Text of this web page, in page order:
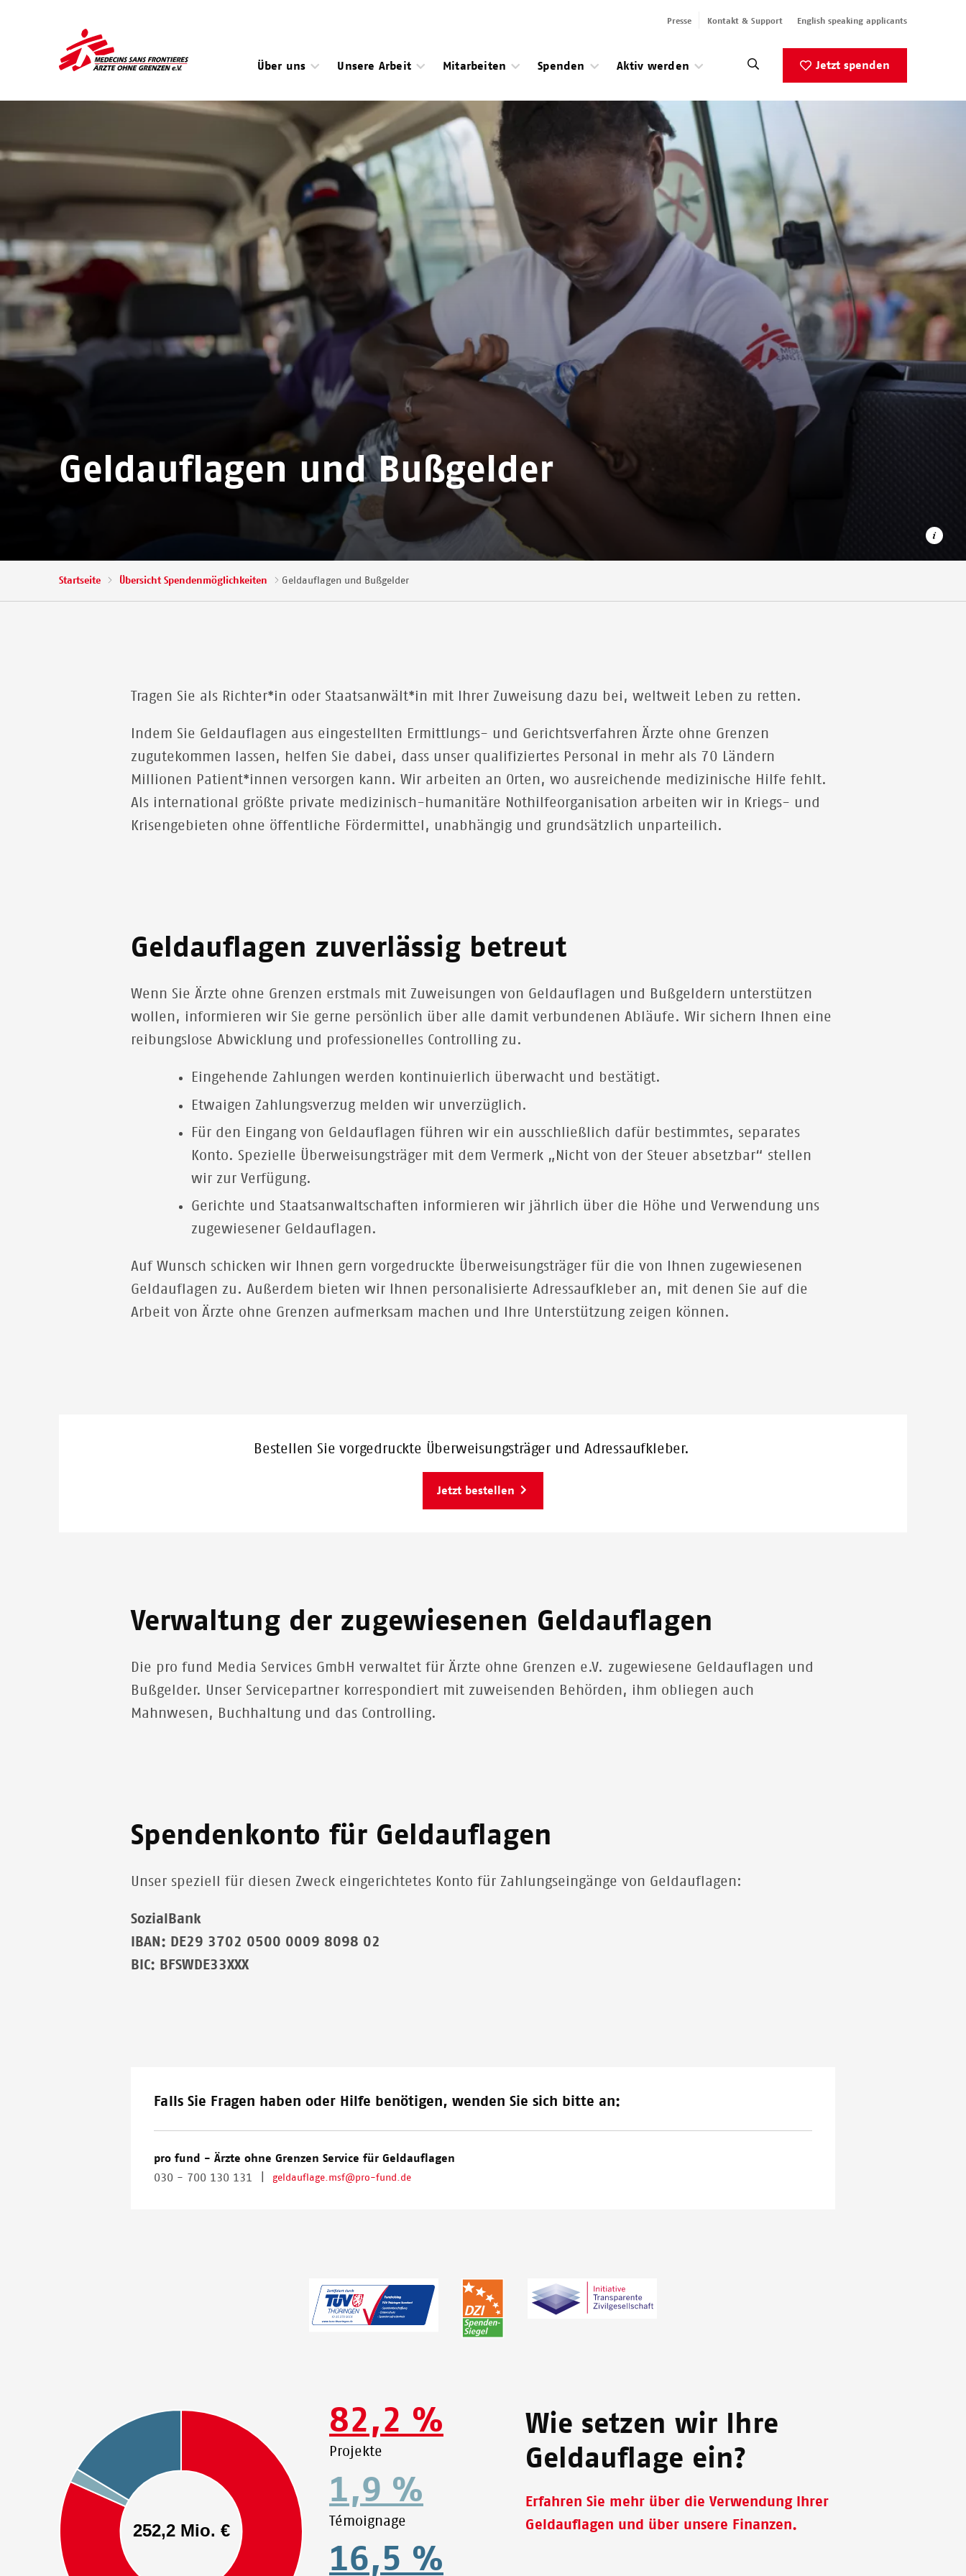
Über uns
Unsere Arbeit Mitarbeiten Spenden Aktiv werden
Presse Kontakt & Support English speaking applicants
Jetzt spenden
Geldauflagen und Bußgeldern unterstützen Projekte
© PABLO GARRIGOS/MSF
Geldauflagen und Bußgelder
Pfadnavigation
Startseite Übersicht Spendenmöglichkeiten Geldauflagen und Bußgelder
Tragen Sie als Richter*in oder Staatsanwält*in mit Ihrer Zuweisung dazu bei, weltweit Leben zu retten.
Indem Sie Geldauflagen aus eingestellten Ermittlungs- und Gerichtsverfahren Ärzte ohne Grenzen
zugutekommen lassen, helfen Sie dabei, dass unser qualifiziertes Personal in mehr als 70 Ländern
Millionen Patient*innen versorgen kann. Wir arbeiten an Orten, wo ausreichende medizinische Hilfe fehlt.
Als international größte private medizinisch-humanitäre Nothilfeorganisation arbeiten wir in Kriegs- und
Krisengebieten ohne öffentliche Fördermittel, unabhängig und grundsätzlich unparteilich.
Geldauflagen zuverlässig betreut
Wenn Sie Ärzte ohne Grenzen erstmals mit Zuweisungen von Geldauflagen und Bußgeldern unterstützen
wollen, informieren wir Sie gerne persönlich über alle damit verbundenen Abläufe. Wir sichern Ihnen eine
reibungslose Abwicklung und professionelles Controlling zu.
Eingehende Zahlungen werden kontinuierlich überwacht und bestätigt.
Etwaigen Zahlungsverzug melden wir unverzüglich.
Für den Eingang von Geldauflagen führen wir ein ausschließlich dafür bestimmtes, separates
Konto. Spezielle Überweisungsträger mit dem Vermerk „Nicht von der Steuer absetzbar“ stellen
wir zur Verfügung.
Gerichte und Staatsanwaltschaften informieren wir jährlich über die Höhe und Verwendung uns
zugewiesener Geldauflagen.
Auf Wunsch schicken wir Ihnen gern vorgedruckte Überweisungsträger für die von Ihnen zugewiesenen
Geldauflagen zu. Außerdem bieten wir Ihnen personalisierte Adressaufkleber an, mit denen Sie auf die
Arbeit von Ärzte ohne Grenzen aufmerksam machen und Ihre Unterstützung zeigen können.
Bestellen Sie vorgedruckte Überweisungsträger und Adressaufkleber.
Jetzt bestellen
Verwaltung der zugewiesenen Geldauflagen
Die pro fund Media Services GmbH verwaltet für Ärzte ohne Grenzen e.V. zugewiesene Geldauflagen und
Bußgelder. Unser Servicepartner korrespondiert mit zuweisenden Behörden, ihm obliegen auch
Mahnwesen, Buchhaltung und das Controlling.
Spendenkonto für Geldauflagen
Unser speziell für diesen Zweck eingerichtetes Konto für Zahlungseingänge von Geldauflagen:
SozialBank
IBAN: DE29 3702 0500 0009 8098 02
BIC: BFSWDE33XXX
Falls Sie Fragen haben oder Hilfe benötigen, wenden Sie sich bitte an:
pro fund - Ärzte ohne Grenzen Service für Geldauflagen
030 - 700 130 131
geldauflage.msf@pro-fund.de
Wie setzen wir Ihre
Geldauflage ein?
Erfahren Sie mehr über die Verwendung Ihrer
Geldauflagen und über unsere Finanzen.
82,2 %
Projekte
1,9 %
Témoignage
16,5 %